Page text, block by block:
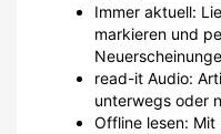
Immer aktuell:
markieren und
read-it Audio:
unterwegs oder
Offline lesen: